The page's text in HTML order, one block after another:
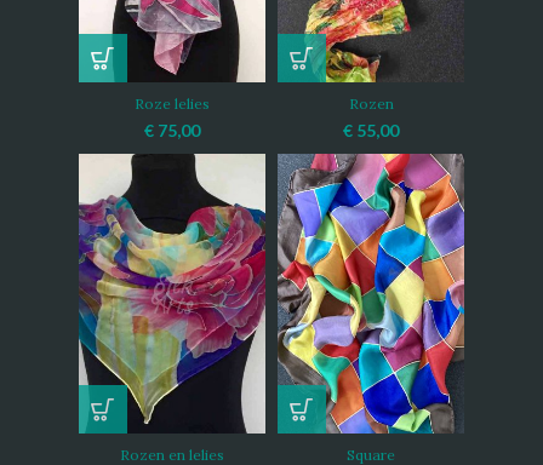
Roze lelies
€ 75,00
Rozen
€ 55,00
Rozen en lelies Square